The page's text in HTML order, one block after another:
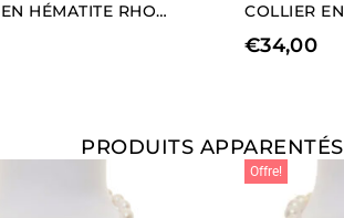
COLLIER EN HÉMATITE RHODIÉE AVEC ÉLÉMENTS EN FORME DE CŒUR
€34,00
PRODUITS APPARENTÉS
Offre!